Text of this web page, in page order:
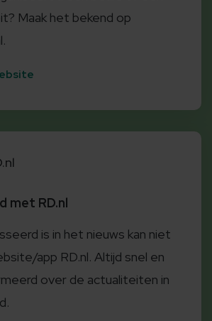
Maak het bekend op
met RD.nl
is in het nieuws kan niet
app RD.nl. Altijd snel en
over de actualiteiten in